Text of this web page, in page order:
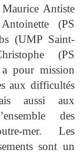
Antiste
(PS
(UMP Saint-
(PS
pour mission
aux difficultés
aussi aux
des
mer. Les
sont un